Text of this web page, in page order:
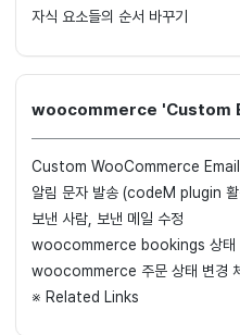
자식 요소들의 순서 바꾸기
woocommerce 'Custom
Custom WooCommerce Email
알림 문자 발송 (codeM plugin 활
보낸 사람, 보낸 메일 수정
woocommerce bookings 상태
woocommerce 주문 상태 변경
※ Related Links